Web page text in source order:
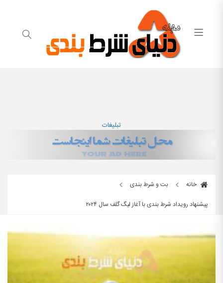
تبلیغات
خانه
بت و شرط بندی
پیشنهاد رویداد شرط بندی با آغاز لیگ گلف سال ۲۰۲۴